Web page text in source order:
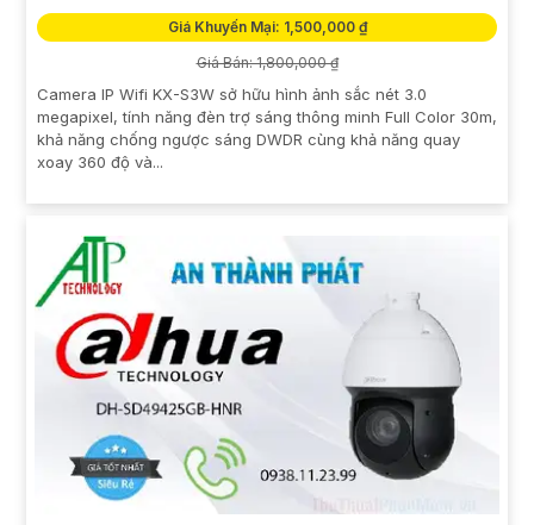
Giá Khuyến Mại: 1,500,000 ₫
Giá Bán: 1,800,000 ₫
Camera IP Wifi KX-S3W sở hữu hình ảnh sắc nét 3.0
megapixel, tính năng đèn trợ sáng thông minh Full Color 30m,
khả năng chống ngược sáng DWDR cùng khả năng quay
xoay 360 độ và...